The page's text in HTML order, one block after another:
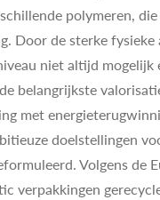
polymeren,
Door de sterke fysieke
niet altijd
belangrijkste
met
doelstellingen
Volgens de
verpakkingen